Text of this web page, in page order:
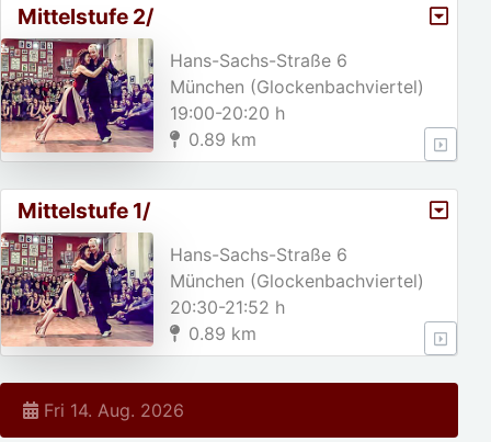
Mittelstufe 2/
Hans-Sachs-Straße 6
München (Glockenbachviertel)
19:00-20:20 h
0.89 km
Mittelstufe 1/
Hans-Sachs-Straße 6
München (Glockenbachviertel)
20:30-21:52 h
0.89 km
Fri 14. Aug. 2026